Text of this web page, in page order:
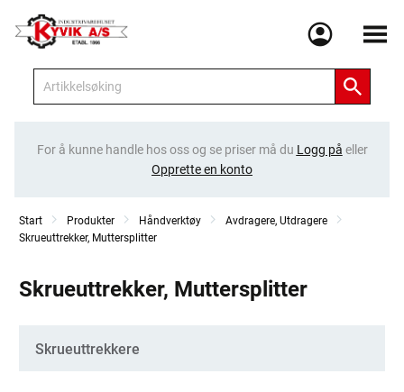
Meny
For å kunne handle hos oss og se priser må du Logg på eller
Opprette en konto
Start Produkter Håndverktøy
Avdragere, Utdragere
Skrueuttrekker, Muttersplitter
Skrueuttrekker, Muttersplitter
Kategorier
Skrueuttrekkere